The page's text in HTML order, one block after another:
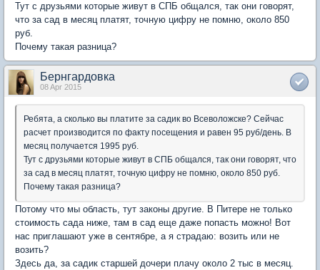
Тут с друзьями которые живут в СПБ общался, так они говорят,
что за сад в месяц платят, точную цифру не помню, около 850
руб.
Почему такая разница?
Бернгардовка
08 Apr 2015
Ребята, а сколько вы платите за садик во Всеволожске? Сейчас
расчет производится по факту посещения и равен 95 руб/день. В
месяц получается 1995 руб.
Тут с друзьями которые живут в СПБ общался, так они говорят, что
за сад в месяц платят, точную цифру не помню, около 850 руб.
Почему такая разница?
Потому что мы область, тут законы другие. В Питере не только
стоимость сада ниже, там в сад еще даже попасть можно! Вот
нас приглашают уже в сентябре, а я страдаю: возить или не
возить?
Здесь да, за садик старшей дочери плачу около 2 тыс в месяц.